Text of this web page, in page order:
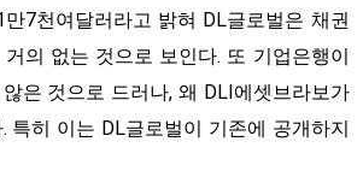
7천여달러라고 밝혀 DL글로벌은 채권
의 없는 것으로 보인다. 또 기업은행이
은 것으로 드러나, 왜 DLI에셋브라보가
특히 이는 DL글로벌이 기존에 공개하지